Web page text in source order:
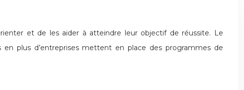
plus d’entreprises mettent en place des programmes de